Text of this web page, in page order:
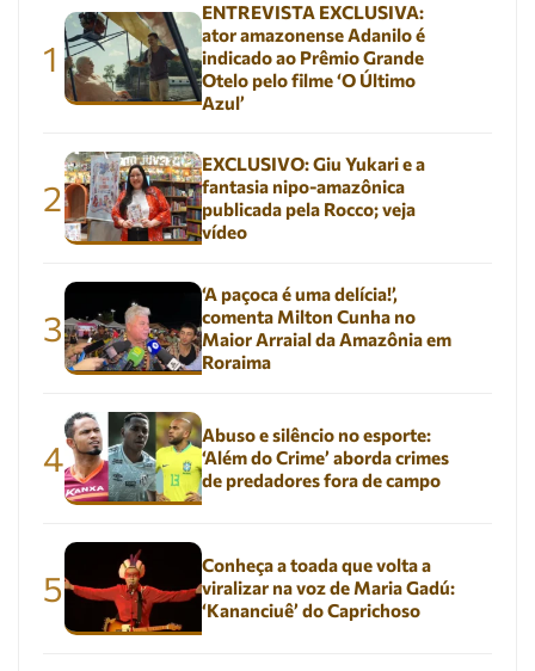
1
ENTREVISTA EXCLUSIVA:
ator amazonense Adanilo é
indicado ao Prêmio Grande
Otelo pelo filme ‘O Último
Azul’
2
EXCLUSIVO: Giu Yukari e a
fantasia nipo-amazônica
publicada pela Rocco; veja
vídeo
3
‘A paçoca é uma delícia!’,
comenta Milton Cunha no
Maior Arraial da Amazônia em
Roraima
4
Abuso e silêncio no esporte:
‘Além do Crime’ aborda crimes
de predadores fora de campo
5
Conheça a toada que volta a
viralizar na voz de Maria Gadú:
‘Kananciuê’ do Caprichoso